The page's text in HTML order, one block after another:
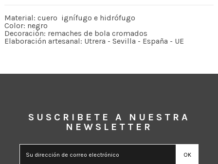
Material: cuero ignífugo e hidrófugo
Color: negro
Decoración: remaches de bola cromados
Elaboración artesanal: Utrera - Sevilla - España - UE
SUSCRIBETE A NUESTRA
NEWSLETTER